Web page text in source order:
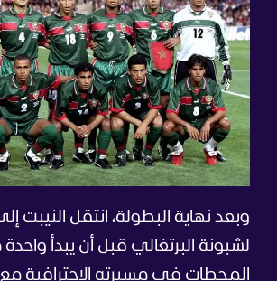
وبعد نهاية البطولة، انتقل النيبت
لشبونة البرتغالي قبل أن يبدأ
المحطات في مسيرته الاحترافية مع